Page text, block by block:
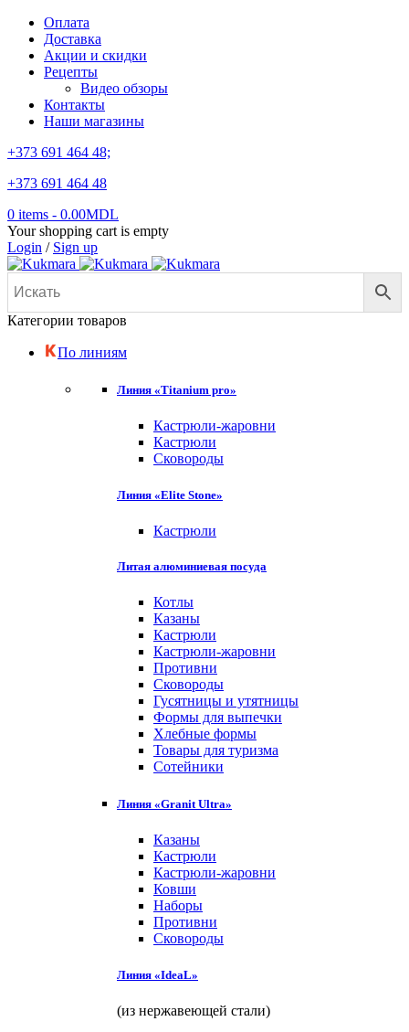
Оплата
Доставка
Акции и скидки
Рецепты
Видео обзоры
Контакты
Наши магазины
+373 691 464 48;
+373 691 464 48
0 items - 0.00MDL
Your shopping cart is empty
Login / Sign up
Категории товаров
По линиям
Линия «Titanium pro»
Кастрюли-жаровни
Кастрюли
Сковороды
Линия «Elite Stone»
Кастрюли
Литая алюминиевая посуда
Котлы
Казаны
Кастрюли
Кастрюли-жаровни
Противни
Сковороды
Гусятницы и утятницы
Формы для выпечки
Хлебные формы
Товары для туризма
Сотейники
Линия «Granit Ultra»
Казаны
Кастрюли
Кастрюли-жаровни
Ковши
Наборы
Противни
Сковороды
Линия «IdeaL»
(из нержавеющей стали)